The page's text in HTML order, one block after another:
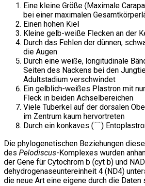
Eine kleine Größe (Maximale
bei einer maximalen
Einen hohen Kiel
Kleine gelb-weiße Flecken an der
Durch das Fehlen der dünnen,
die Augen
Durch eine weiße, longitudinale
Seiten des Nackens bei den
Adultstadium verschwindet
Ein gelblich-weißes Plastron mit
Fleck in beiden Achselbereichen
Viele Tuberkel auf der dorsalen
im Zentrum kaum hervortreten
Durch ein konkaves (⌒)
Die phylogenetischen Beziehungen
des Pelodiscus-Komplexes wurden
der Gene für Cytochrom b (cyt b) und
dehydrogenaseuntereinheit 4 (ND4)
die neue Art eine eigene durch die